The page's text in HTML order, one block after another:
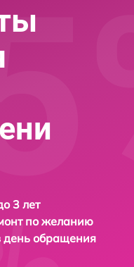
3 лет
по желанию
день обращения